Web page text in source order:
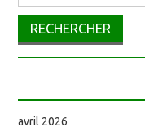
avril 2026